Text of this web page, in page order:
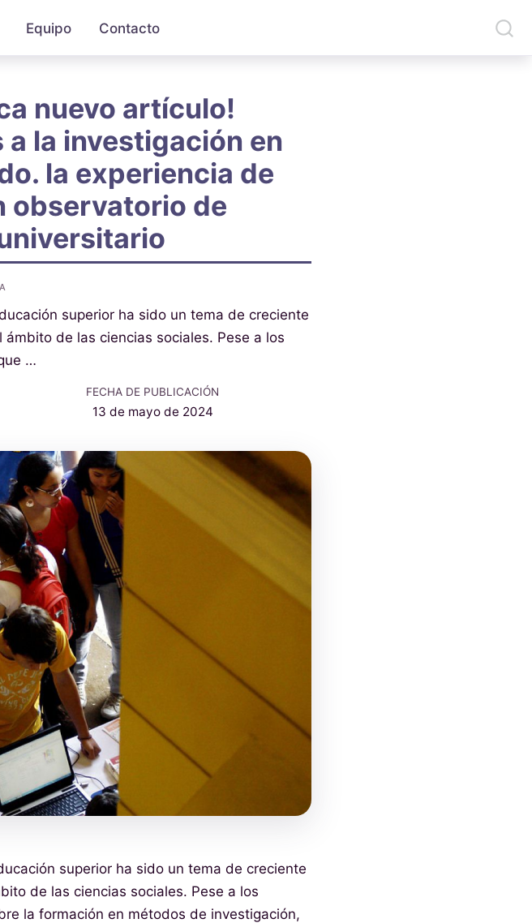
Equipo Contacto
nuevo artículo!
la investigación en
la experiencia de
observatorio de
superior ha sido un tema de creciente
de las ciencias sociales. Pese a los
…
FECHA DE PUBLICACIÓN
13 de mayo de 2024
superior ha sido un tema de creciente
de las ciencias sociales. Pese a los
la formación en métodos de investigación,